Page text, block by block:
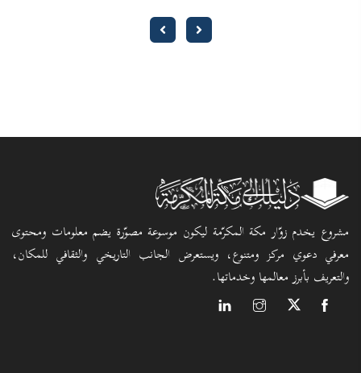
مشروع يخدم زوّار مكة المكرّمة ليكون موسوعة مصوّرة يضم معلومات ومحتوى
معرفي دعوي مركز ومتنوع، ويستعرض الجانب التاريخي والثقافي للمكان،
والتعريف بأبرز معالمها وخدماتها.